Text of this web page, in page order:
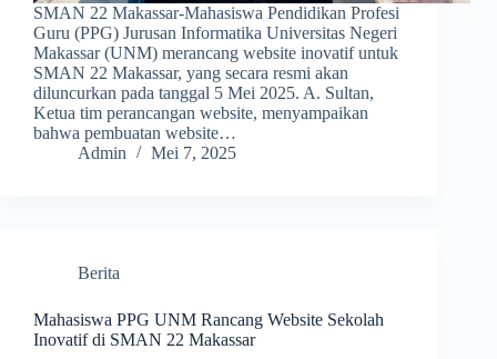
SMAN 22 Makassar-Mahasiswa Pendidikan Profesi
Guru (PPG) Jurusan Informatika Universitas Negeri
Makassar (UNM) merancang website inovatif untuk
SMAN 22 Makassar, yang secara resmi akan
diluncurkan pada tanggal 5 Mei 2025. A. Sultan,
Ketua tim perancangan website, menyampaikan
bahwa pembuatan website…
Admin
Mei 7, 2025
Berita
Mahasiswa PPG UNM Rancang Website Sekolah
Inovatif di SMAN 22 Makassar